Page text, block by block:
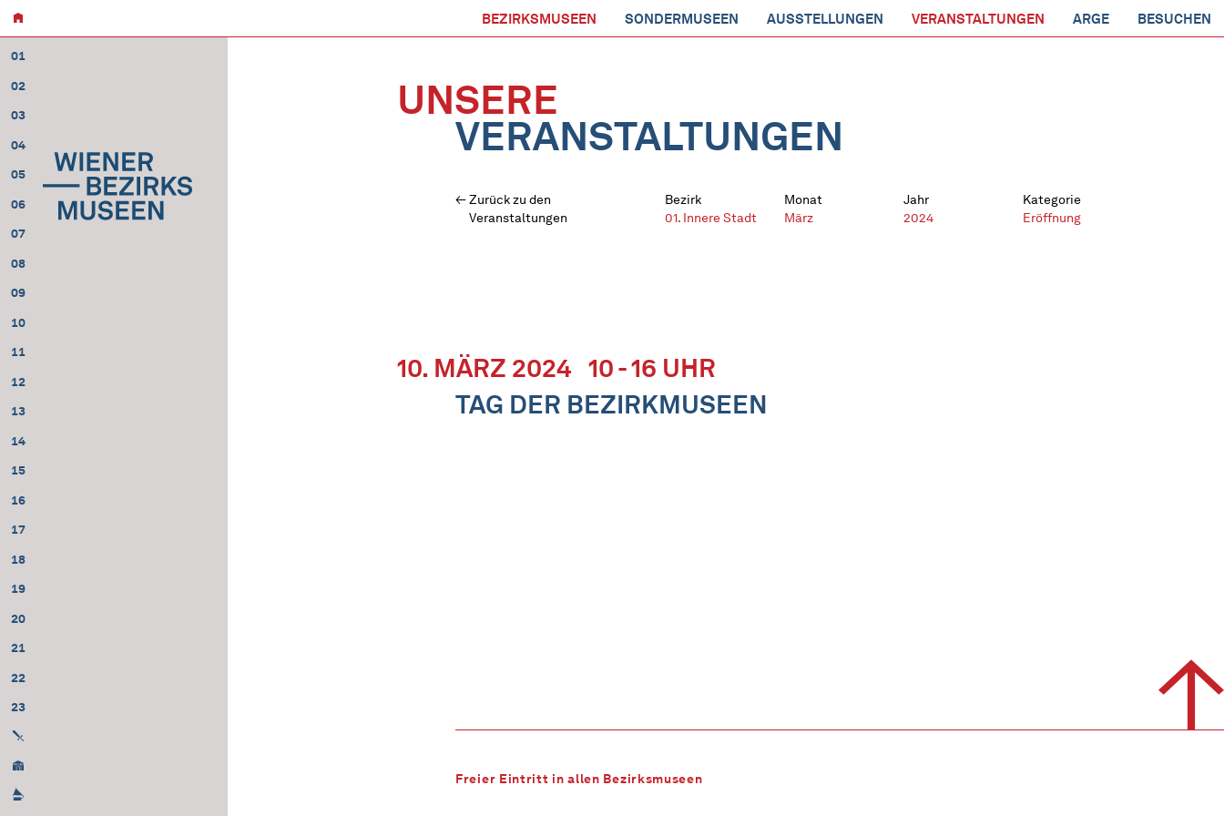
BEZIRKSMUSEEN SONDERMUSEEN AUSSTELLUNGEN VERANSTALTUNGEN ARGE BESUCHEN
01
02
03
04
05
06
07
08
09
10
11
12
13
14
15
16
17
18
19
20
21
22
23
UNSERE
VERANSTALTUNGEN
Zurück zu den
Veranstaltungen
Bezirk
01. Innere Stadt
Monat
März
Jahr
2024
Kategorie
Eröffnung
10. MÄRZ 2024 10 - 16 UHR
TAG DER BEZIRKMUSEEN
Freier Eintritt in allen Bezirksmuseen